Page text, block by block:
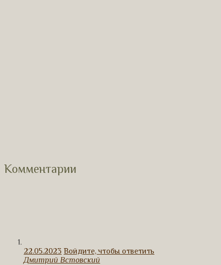
Комментарии
22.05.2023 Войдите, чтобы ответить
Дмитрий Встовский